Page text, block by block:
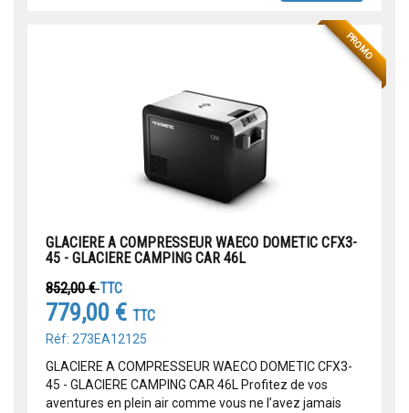
PROMO
GLACIERE A COMPRESSEUR WAECO DOMETIC CFX3-
45 - GLACIERE CAMPING CAR 46L
852,00 €TTC
779,00 € TTC
Réf: 273EA12125
GLACIERE A COMPRESSEUR WAECO DOMETIC CFX3-
45 - GLACIERE CAMPING CAR 46L Profitez de vos
aventures en plein air comme vous ne l’avez jamais